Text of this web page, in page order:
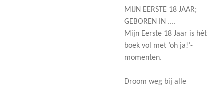
MIJN EERSTE 18 JAAR;
GEBOREN IN ....
Mijn Eerste 18 Jaar is hét
boek vol met ‘oh ja!’-
momenten.
Droom weg bij alle